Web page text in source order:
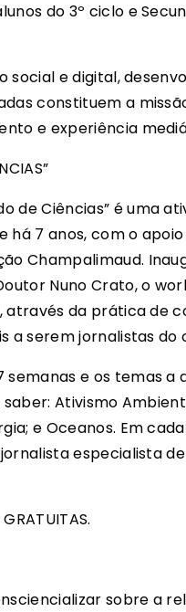
do 3º ciclo e
social e digital,
constituem a
e experiência
de Ciências” é uma
há 7 anos, com o
Champalimaud.
Nuno Crato, o
através da prática de
a serem jornalistas do
semanas e os temas
Ativismo
e Oceanos. Em
especialista
sobre a